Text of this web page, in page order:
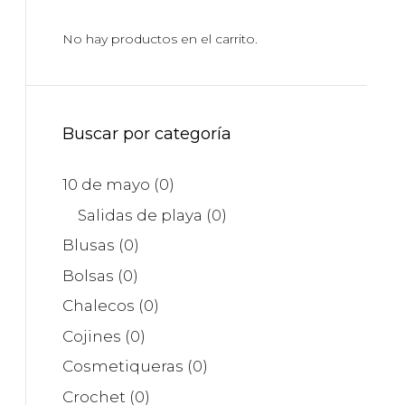
No hay productos en el carrito.
Buscar por categoría
10 de mayo (0)
Salidas de playa (0)
Blusas (0)
Bolsas (0)
Chalecos (0)
Cojines (0)
Cosmetiqueras (0)
Crochet (0)